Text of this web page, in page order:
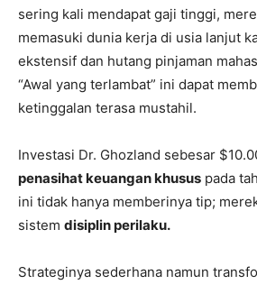
sering kali mendapat gaji tinggi,
memasuki dunia kerja di usia lanjut
ekstensif dan hutang pinjaman
“Awal yang terlambat” ini dapat
ketinggalan terasa mustahil.
Investasi Dr. Ghozland sebesar
penasihat keuangan khusus pada
ini tidak hanya memberinya tip;
sistem disiplin perilaku.
Strateginya sederhana namun